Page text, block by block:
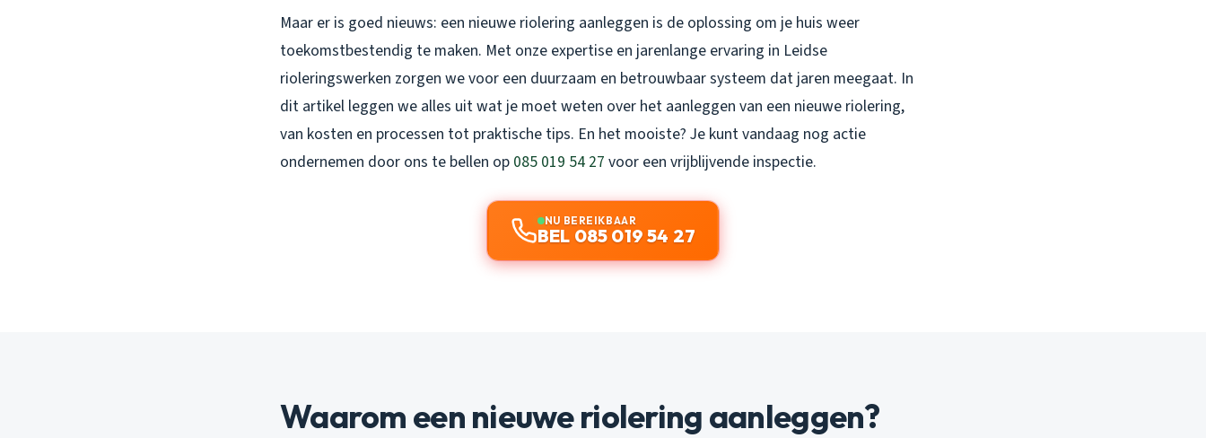
Maar er is goed nieuws: een nieuwe riolering aanleggen is de oplossing om je huis weer
toekomstbestendig te maken. Met onze expertise en jarenlange ervaring in Leidse
rioleringswerken zorgen we voor een duurzaam en betrouwbaar systeem dat jaren meegaat. In
dit artikel leggen we alles uit wat je moet weten over het aanleggen van een nieuwe riolering,
van kosten en processen tot praktische tips. En het mooiste? Je kunt vandaag nog actie
ondernemen door ons te bellen op 085 019 54 27 voor een vrijblijvende inspectie.
NU BEREIKBAAR
BEL 085 019 54 27
Waarom een nieuwe riolering aanleggen?